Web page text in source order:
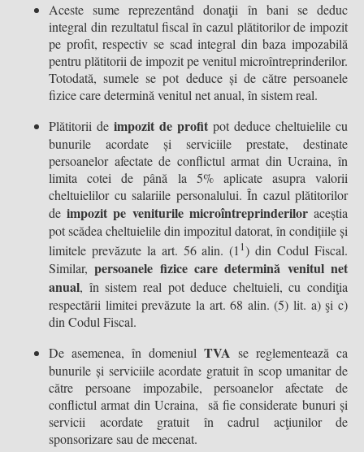
Aceste sume reprezentând donaţii în bani se deduc
integral din rezultatul fiscal în cazul plătitorilor de impozit
pe profit, respectiv se scad integral din baza impozabilă
pentru plătitorii de impozit pe venitul microîntreprinderilor.
Totodată, sumele se pot deduce și de către persoanele
fizice care determină venitul net anual, în sistem real.
Plătitorii de impozit de profit pot deduce cheltuielile cu
bunurile acordate și serviciile prestate, destinate
persoanelor afectate de conflictul armat din Ucraina, în
limita cotei de până la 5% aplicate asupra valorii
cheltuielilor cu salariile personalului. În cazul plătitorilor
deimpozit pe veniturile microîntreprinderiloraceștia
pot scădea cheltuielile din impozitul datorat, în condițiile și
limitele prevăzute la art. 56 alin. (1 1) din Codul Fiscal.
Similar,persoanele fizice care determină venitul net
anual, în sistem real pot deduce cheltuieli, cu condiţia
respectării limitei prevăzute la art. 68 alin. (5) lit. a) şi c)
din Codul Fiscal.
De asemenea, în domeniul TVA se reglementează ca
bunurile și serviciile acordate gratuit în scop umanitar de
către persoane impozabile, persoanelor afectate de
conflictul armat din Ucraina, să fie considerate bunuri și
servicii acordate gratuit în cadrul acţiunilor de
sponsorizare sau de mecenat.